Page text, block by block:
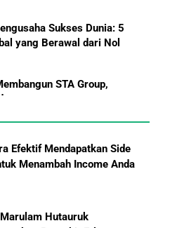
Solar B50: Mampukah
Revolusi Baru Energi
Menuju Kesuksesan
yang Berawal dari Nol
Bisnis Tidak Pernah Maju,
yang Tidak Bisa
Efektif Mendapatkan Side
Menambah Income Anda
Hutauruk